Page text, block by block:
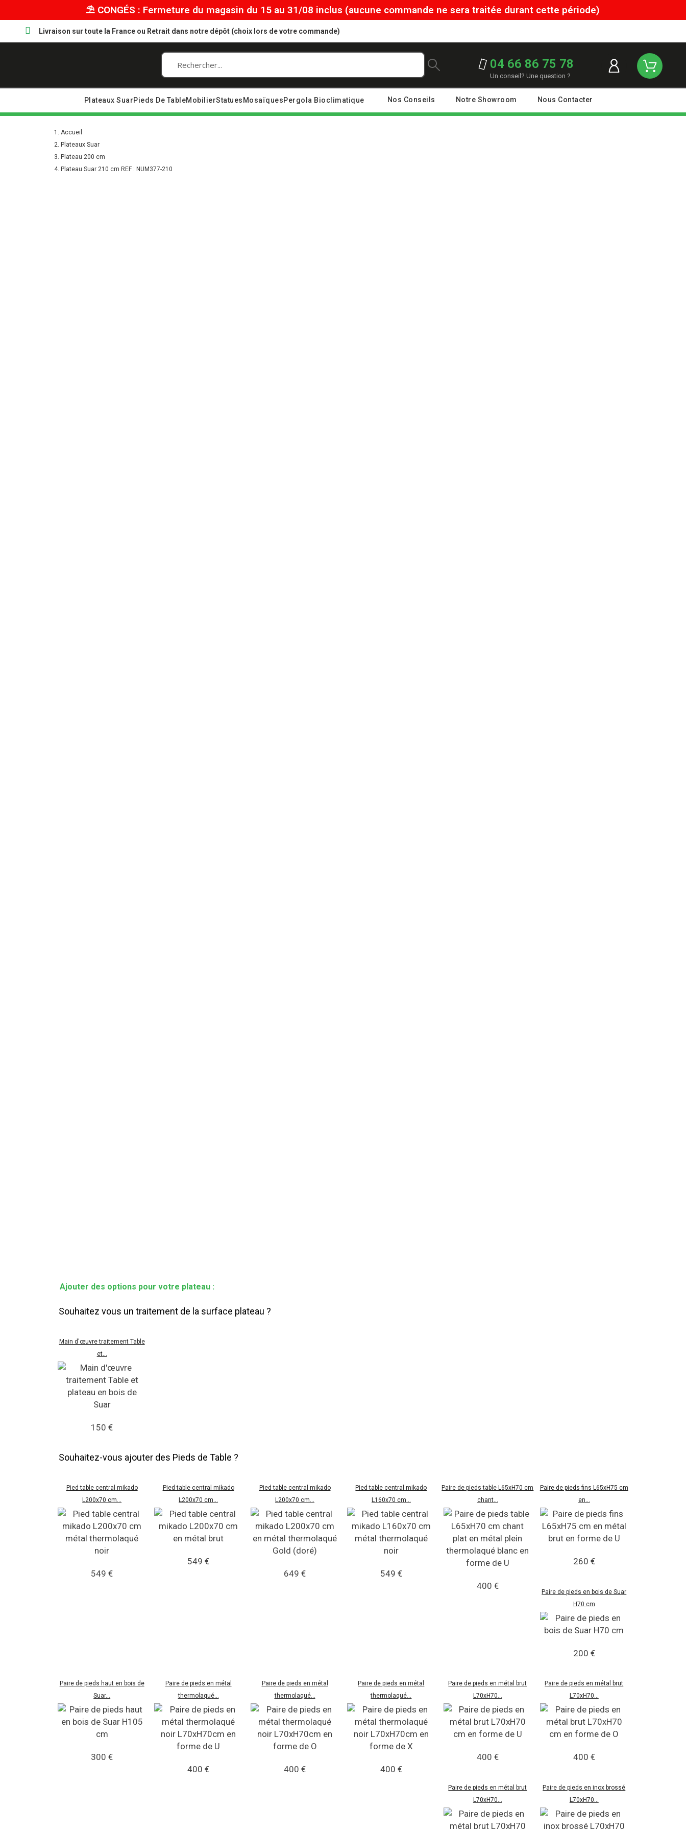
⛱︎ CONGÉS : Fermeture du magasin du 15 au 31/08 inclus (aucune commande ne sera traitée durant cette période)
Livraison sur toute la France ou Retrait dans notre dépôt (choix lors de votre commande)
04 66 86 75 78
Un conseil? Une question ?
Plateaux SuarPieds De TableMobilierStatues MosaïquesPergola Bioclimatique Nos Conseils Notre Showroom Nous Contacter
Accueil
Plateaux Suar
Plateau 200 cm
Plateau Suar 210 cm REF : NUM377-210
Ajouter des options pour votre plateau :
Souhaitez vous un traitement de la surface plateau ?
Main d'œuvre traitement Table
et...
150 €
Souhaitez-vous ajouter des Pieds de Table ?
Pied table central mikado
L200x70 cm...
549 €
Pied table central mikado
L200x70 cm...
549 €
Pied table central mikado
L200x70 cm...
649 €
Pied table central mikado
L160x70 cm...
549 €
Paire de pieds table L65xH70 cm
chant...
400 €
Paire de pieds fins L65xH75 cm
en...
260 €
Paire de pieds en bois de Suar
H70 cm
200 €
Paire de pieds haut en bois de
Suar...
300 €
Paire de pieds en métal
thermolaqué...
400 €
Paire de pieds en métal
thermolaqué...
400 €
Paire de pieds en métal
thermolaqué...
400 €
Paire de pieds en métal brut
L70xH70...
400 €
Paire de pieds en métal brut
L70xH70...
400 €
Paire de pieds en métal brut
L70xH70...
Paire de pieds en inox brossé
L70xH70...